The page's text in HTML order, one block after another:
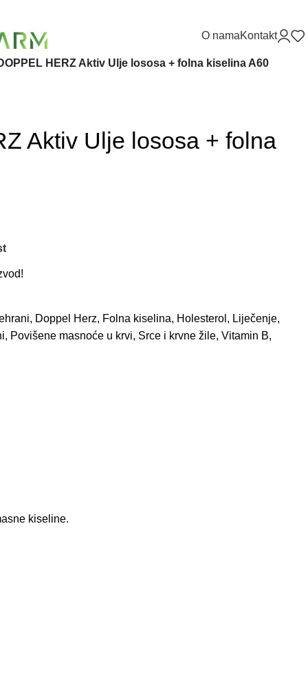
O namaKontakt
HERZ Aktiv Ulje lososa + folna kiselina A60
Aktiv Ulje lososa + folna
, Doppel Herz, Folna kiselina, Holesterol , Liječenje,
, Povišene masnoće u krvi, Srce i krvne žile, Vitamin B,
kiseline.